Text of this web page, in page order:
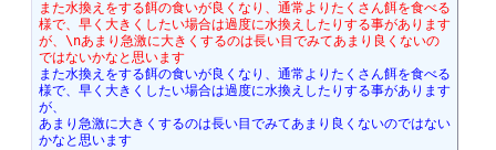
また水換えをする餌の食いが良くなり、通常よりたくさん餌を食べる
様で、早く大きくしたい場合は過度に水換えしたりする事があります
が、\nあまり急激に大きくするのは長い目でみてあまり良くないの
ではないかなと思います
また水換えをする餌の食いが良くなり、通常よりたくさん餌を食べる
様で、早く大きくしたい場合は過度に水換えしたりする事があります
が、
あまり急激に大きくするのは長い目でみてあまり良くないのではない
かなと思います